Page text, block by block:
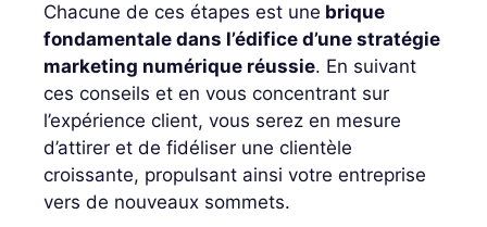
Chacune de ces étapes est une brique
fondamentale dans l’édifice d’une stratégie
marketing numérique réussie. En suivant
ces conseils et en vous concentrant sur
l’expérience client, vous serez en mesure
d’attirer et de fidéliser une clientèle
croissante, propulsant ainsi votre entreprise
vers de nouveaux sommets.